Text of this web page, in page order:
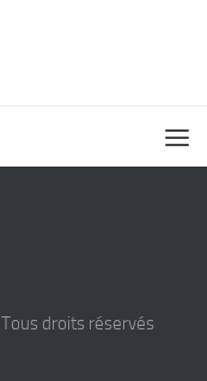
droits réservés